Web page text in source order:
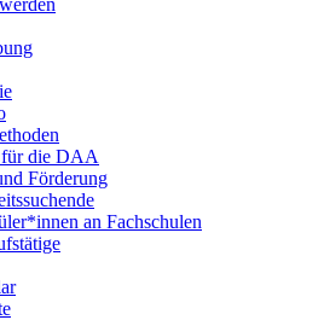
die DAA
Förderung
an Fachschulen